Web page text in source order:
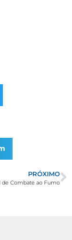
PRÓXIMO
de Combate ao Fumo